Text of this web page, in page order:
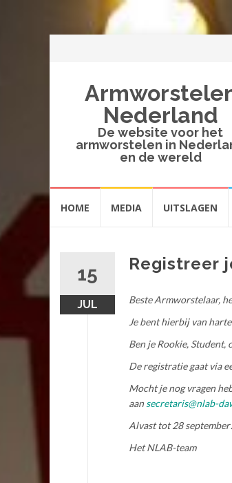
Nederland
De website voor het
armworstelen in
en de wereld
naarHOME MEDIA UITSLAGEN
15
JUL
Registreer
Beste Armworstelaar,
Je bent hierbij van
Ben je Rookie, Student,
De registratie gaat via
Mocht je nog vragen
aan secretaris@nlab-
Alvast tot 28
Het NLAB-team